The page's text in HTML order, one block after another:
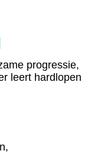
progressie,
leert hardlopen